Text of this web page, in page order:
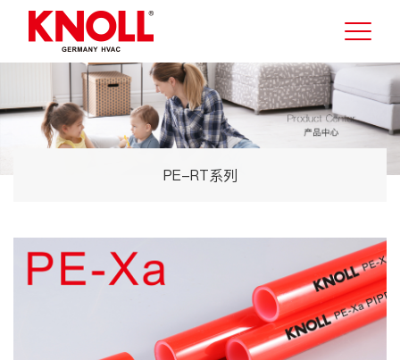
PE-RT系列